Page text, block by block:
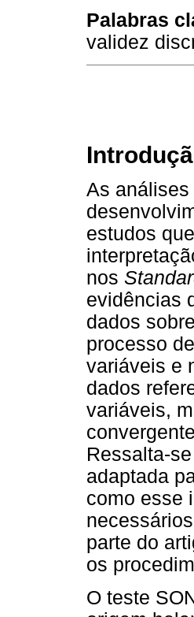
Palabras
validez
As
estudos
nos
evidências
dados
processo
variáveis e
dados
variáveis,
Ressalta-
adaptada
como esse
parte do
os
O teste